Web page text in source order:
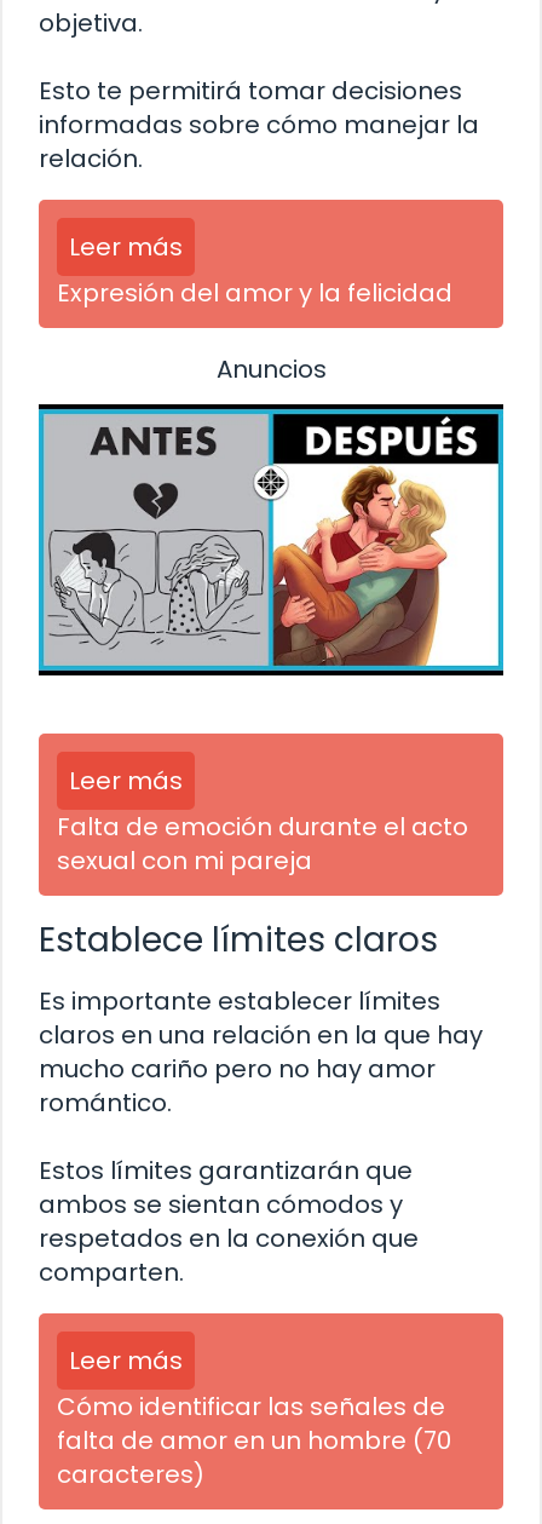
objetiva.
Esto te permitirá tomar decisiones
informadas sobre cómo manejar la
relación.
Leer más
Expresión del amor y la felicidad
Anuncios
Leer más
Falta de emoción durante el acto
sexual con mi pareja
Establece límites claros
Es importante establecer límites
claros en una relación en la que hay
mucho cariño pero no hay amor
romántico.
Estos límites garantizarán que
ambos se sientan cómodos y
respetados en la conexión que
comparten.
Leer más
Cómo identificar las señales de
falta de amor en un hombre (70
caracteres)